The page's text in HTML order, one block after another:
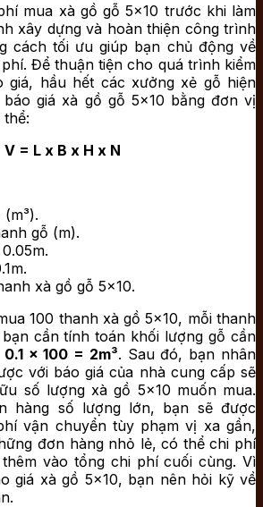
mua xà gồ gỗ 5×10 trước khi làm
xây dựng và hoàn thiện công trình
cách tối ưu giúp bạn chủ động về
Để thuận tiện cho quá trình kiểm
giá, hầu hết các xưởng xẻ gỗ hiện
giá xà gồ gỗ 5×10 bằng đơn vị
thể:
V = L x B x H x N
gỗ (m).
xà gồ gỗ 5×10.
100 thanh xà gồ 5×10, mỗi thanh
cần tính toán khối lượng gỗ cần
x 100 = 2m³. Sau đó, bạn nhân
với báo giá của nhà cung cấp sẽ
số lượng xà gồ 5×10 muốn mua.
hàng số lượng lớn, bạn sẽ được
vận chuyển tùy phạm vị xa gần,
đơn hàng nhỏ lẻ, có thể chi phí
vào tổng chi phí cuối cùng. Vì
giá xà gồ 5×10, bạn nên hỏi kỹ về